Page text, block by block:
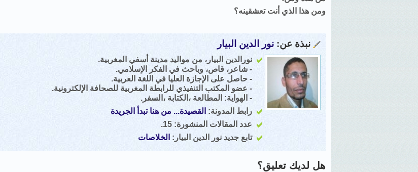
ومن هذا الذي أنت تعشقينه؟
نبذة عن: نور الدين البيار
نورالدين البيار، من مواليد مدينة أسفي المغربية.
- شاعر، قاص، وباحث في الفكر الإسلامي.
- حاصل على الإجازة العليا في اللغة العربية.
- عضو المكتب التنفيذي للرابطة المغربية للصحافة الإلكترونية.
- الهواية: المطالعة ،الكتابة ،السفر.
رابط المدونة: القصيدة... من هنا تبدأ الجريدة
عدد المقالات المنشورة: 15.
تابع جديد نور الدين البيار: الخلاصات
هل لديك تعليق؟